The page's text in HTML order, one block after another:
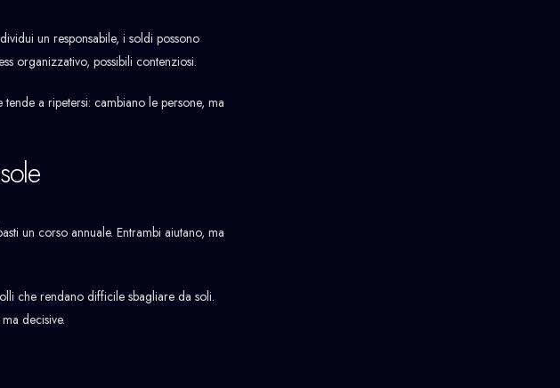
un responsabile, i soldi possono
organizzativo, possibili contenziosi.
a ripetersi: cambiano le persone, ma
un corso annuale. Entrambi aiutano, ma
che rendano difficile sbagliare da soli.
decisive.